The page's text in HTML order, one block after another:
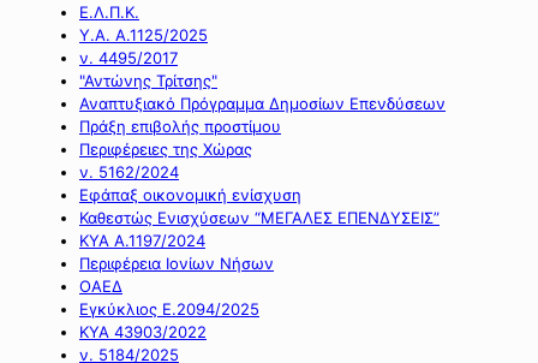
Ε.Λ.Π.Κ.
Υ.Α. Α.1125/2025
ν. 4495/2017
"Αντώνης Τρίτσης"
Αναπτυξιακό Πρόγραμμα Δημοσίων Επενδύσεων
Πράξη επιβολής προστίμου
Περιφέρειες της Χώρας
ν. 5162/2024
Εφάπαξ οικονομική ενίσχυση
Καθεστώς Ενισχύσεων “ΜΕΓΑΛΕΣ ΕΠΕΝΔΥΣΕΙΣ”
ΚΥΑ Α.1197/2024
Περιφέρεια Ιονίων Νήσων
ΟΑΕΔ
Εγκύκλιος Ε.2094/2025
ΚΥΑ 43903/2022
ν. 5184/2025